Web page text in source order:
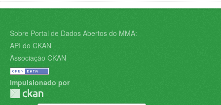
Sobre Portal de Dados Abertos do MMA:
API do CKAN
Associação CKAN
Impulsionado por